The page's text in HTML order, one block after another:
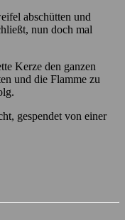
abschütten und
nun doch mal
Kerze den ganzen
und die Flamme zu
gespendet von einer